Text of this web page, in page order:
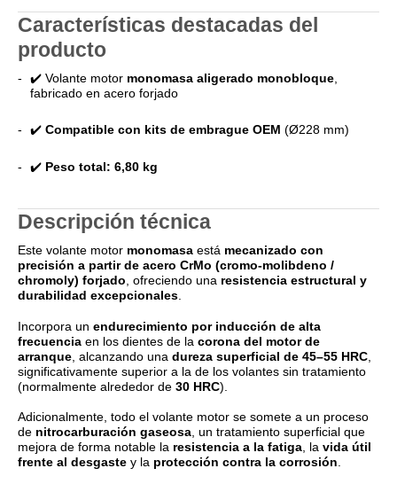
Características destacadas del
producto
✔️ Volante motor monomasa aligerado monobloque
fabricado en acero forjado
✔️ Compatible con kits de embrague OEM (Ø228 mm)
✔️ Peso total: 6,80 kg
Descripción técnica
Este volante motor monomasa está mecanizado con
precisión a partir de acero CrMo (cromo-molibdeno /
chromoly) forjado , ofreciendo una resistencia estructural y
durabilidad excepcionales
Incorpora un endurecimiento por inducción de alta
frecuencia en los dientes de la corona del motor de
arranque , alcanzando una dureza superficial de 45–55 HRC
significativamente superior a la de los volantes sin tratamiento
(normalmente alrededor de 30 HRC).
Adicionalmente, todo el volante motor se somete a un proceso
de nitrocarburación gaseosa , un tratamiento superficial que
mejora de forma notable la resistencia a la fatiga , la vida útil
frente al desgaste y la protección contra la corrosión